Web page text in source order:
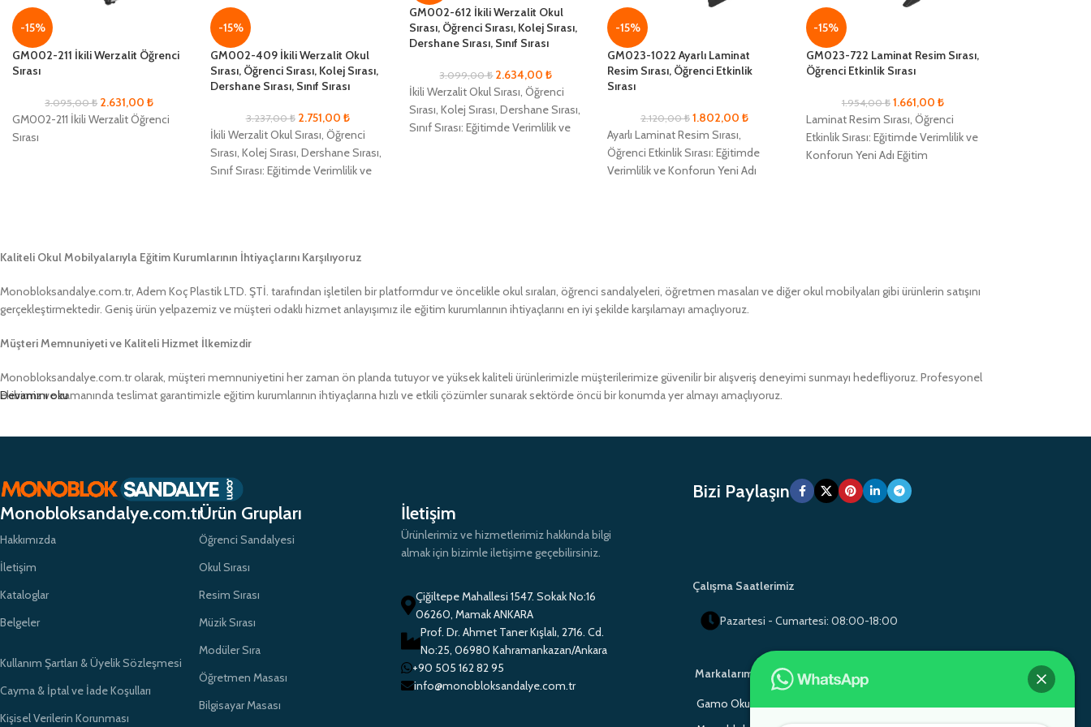
-15%
GM002-211 İkili Werzalit Öğrenci
Sırası
3.095,00₺ 2.631,00₺
GM002-211 İkili Werzalit Öğrenci
Sırası
-15%
GM002-409 İkili Werzalit Okul
Sırası, Öğrenci Sırası, Kolej Sırası,
Dershane Sırası, Sınıf Sırası
3.237,00₺ 2.751,00 ₺
İkili Werzalit Okul Sırası, Öğrenci
Sırası, Kolej Sırası, Dershane Sırası,
Sınıf Sırası: Eğitimde Verimlilik ve
GM002-612 İkili Werzalit Okul
Sırası, Öğrenci Sırası, Kolej Sırası,
Dershane Sırası, Sınıf Sırası
3.099,00₺ 2.634,00₺
İkili Werzalit Okul Sırası, Öğrenci
Sırası, Kolej Sırası, Dershane Sırası,
Sınıf Sırası: Eğitimde Verimlilik ve
-15%
GM023-1022 Ayarlı Laminat
Resim Sırası, Öğrenci Etkinlik
Sırası
2.120,00₺ 1.802,00 ₺
Ayarlı Laminat Resim Sırası,
Öğrenci Etkinlik Sırası: Eğitimde
Verimlilik ve Konforun Yeni Adı
-15%
GM023-722 Laminat Resim Sırası,
Öğrenci Etkinlik Sırası
1.954,00₺ 1.661,00 ₺
Laminat Resim Sırası, Öğrenci
Etkinlik Sırası: Eğitimde Verimlilik ve
Konforun Yeni Adı Eğitim
Kaliteli Okul Mobilyalarıyla Eğitim Kurumlarının İhtiyaçlarını Karşılıyoruz
Monobloksandalye.com.tr, Adem Koç Plastik LTD. ŞTİ. tarafından işletilen bir platformdur ve öncelikle okul sıraları, öğrenci sandalyeleri, öğretmen masaları ve diğer okul mobilyaları gibi ürünlerin satışını
gerçekleştirmektedir. Geniş ürün yelpazemiz ve müşteri odaklı hizmet anlayışımız ile eğitim kurumlarının ihtiyaçlarını en iyi şekilde karşılamayı amaçlıyoruz.
Müşteri Memnuniyeti ve Kaliteli Hizmet İlkemizdir
Monobloksandalye.com.tr olarak, müşteri memnuniyetini her zaman ön planda tutuyor ve yüksek kaliteli ürünlerimizle müşterilerimize güvenilir bir alışveriş deneyimi sunmayı hedefliyoruz. Profesyonel
ekibimiz ve zamanında teslimat garantimizle eğitim kurumlarının ihtiyaçlarına hızlı ve etkili çözümler sunarak sektörde öncü bir konumda yer almayı amaçlıyoruz.
Devamını oku
Monobloksandalye.com.tr
Hakkımızda
İletişim
Kataloglar
Belgeler
Kullanım Şartları & Üyelik Sözleşmesi
Cayma & İptal ve İade Koşulları
Kişisel Verilerin Korunması
Ürün Grupları
Öğrenci Sandalyesi
Okul Sırası
Resim Sırası
Müzik Sırası
Modüler Sıra
Öğretmen Masası
Bilgisayar Masası
İletişim
Çiğiltepe Mahallesi 1547. Sokak No:16
06260, Mamak ANKARA
Prof. Dr. Ahmet Taner Kışlalı, 2716. Cd.
No:25, 06980 Kahramankazan/Ankara
+90 505 162 82 95
Ürünlerimiz ve hizmetlerimiz hakkında bilgi
almak için bizimle iletişime geçebilirsiniz.
info@monobloksandalye.com.tr
Bizi Paylaşın
Çalışma Saatlerimiz
Pazartesi - Cumartesi: 08:00-18:00
Markalarımız
Gamo Okul Mobilyaları